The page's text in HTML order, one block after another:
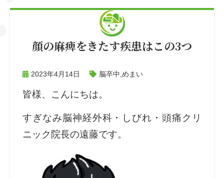
顔の麻痺をきたす疾患はこの3つ
2023年4月14日 脳卒中 めまい
皆様、こんにちは。
すぎなみ脳神経外科・しびれ・頭痛クリ
ニック院長の遠藤です。